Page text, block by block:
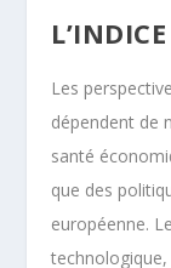
Les
dépendent de
santé
que des
européenne.